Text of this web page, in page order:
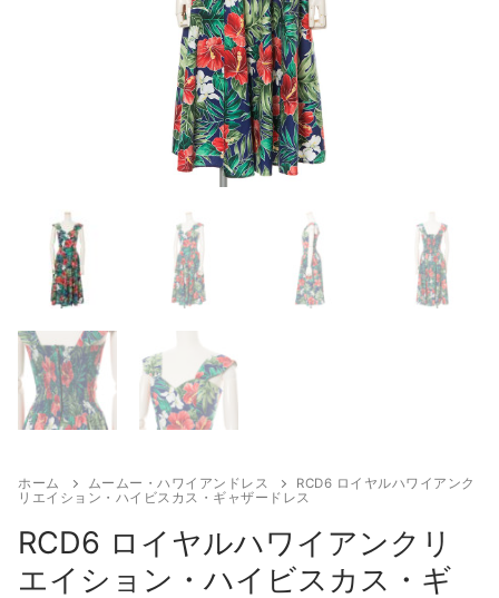
宅配レンタル
ホーム ムームー・ハワイアンドレス
RCD6 ロイヤルハワイアンク
リエイション・ハイビスカス・ギャザードレス
RCD6 ロイヤルハワイアンクリ
エイション・ハイビスカス・ギ